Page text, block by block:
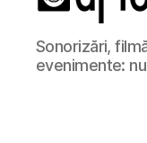
DJ
Nunti,
Foto
Sonorizări,
evenimente: